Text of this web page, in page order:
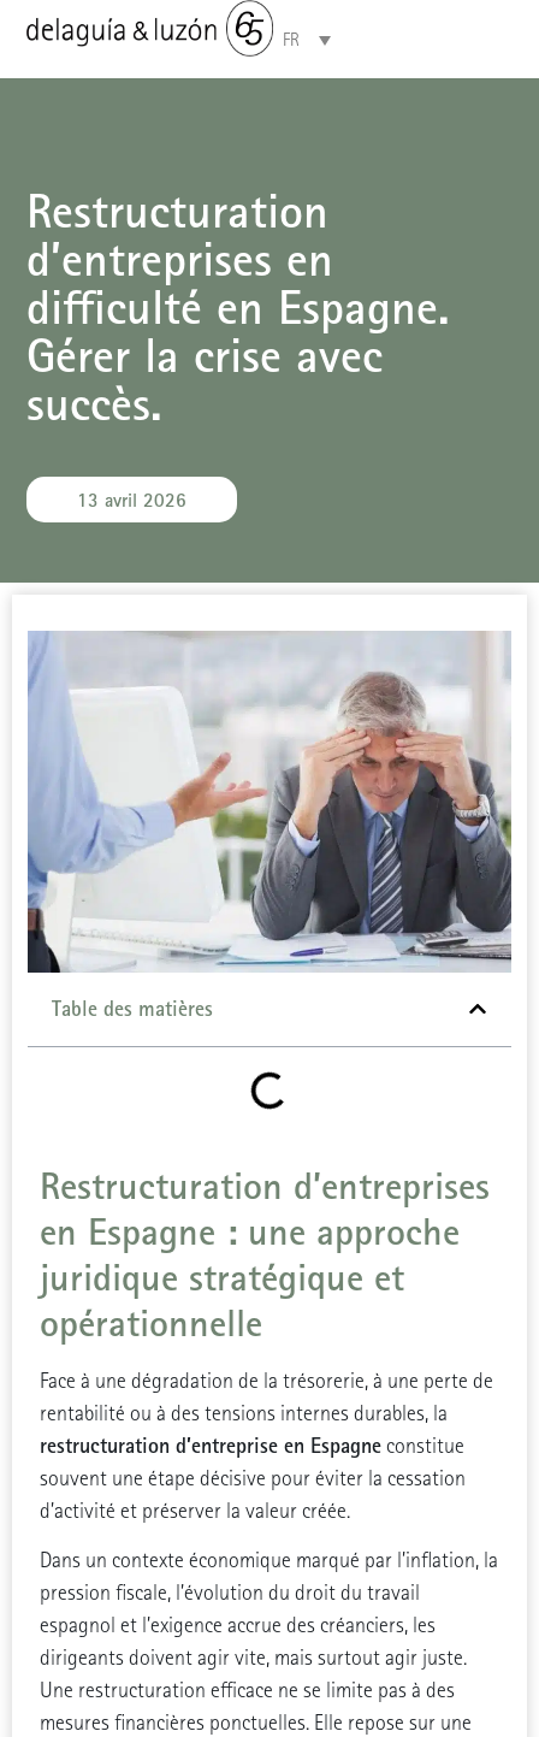
FR
Restructuration
d’entreprises en
difficulté en Espagne.
Gérer la crise avec
succès.
13 avril 2026
Table des matières
Restructuration d’entreprises
en Espagne : une approche
juridique stratégique et
opérationnelle
Face à une dégradation de la trésorerie, à une perte de
rentabilité ou à des tensions internes durables, la
restructuration d’entreprise en Espagneconstitue
souvent une étape décisive pour éviter la cessation
d’activité et préserver la valeur créée.
Dans un contexte économique marqué par l’inflation, la
pression fiscale, l’évolution du droit du travail
espagnol et l’exigence accrue des créanciers, les
dirigeants doivent agir vite, mais surtout agir juste.
Une restructuration efficace ne se limite pas à des
mesures financières ponctuelles. Elle repose sur une